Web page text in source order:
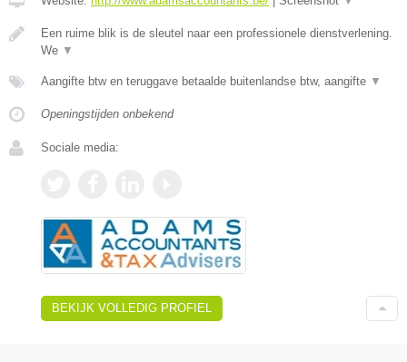
Een ruime blik is de sleutel naar een professionele dienstverlening.
We ▼
Aangifte btw en teruggave betaalde buitenlandse btw, aangifte ▼
Openingstijden onbekend
Sociale media:
BEKIJK VOLLEDIG PROFIEL